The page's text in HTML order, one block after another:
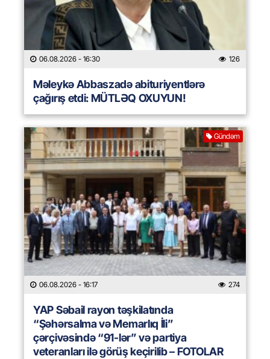
06.08.2026 - 16:30 126
Məleykə Abbaszadə abituriyentlərə
çağırış etdi: MÜTLƏQ OXUYUN!
Gündəm
06.08.2026 - 16:17 274
YAP Səbail rayon təşkilatında
“Şəhərsalma və Memarlıq İli”
çərçivəsində “91-lər” və partiya
veteranları ilə görüş keçirilib – FOTOLAR